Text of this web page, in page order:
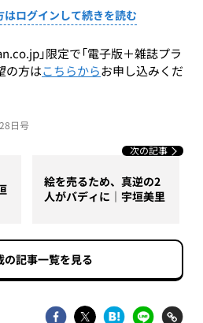
ログインして続きを読む
」限定で「電子版＋雑誌プラ
の方はこちらからお申し込みくだ
日号
次の記事
絵を売るため、真逆の2
人がバディに｜宇垣美里
の記事一覧を見る